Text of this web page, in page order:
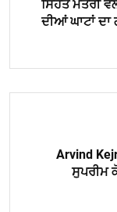
ਸਿਹਤ ਮੰਤਰੀ
ਦੀਆਂ ਘਾਟਾਂ ਦਾ
Arvind
ਸੁਪਰੀਮ